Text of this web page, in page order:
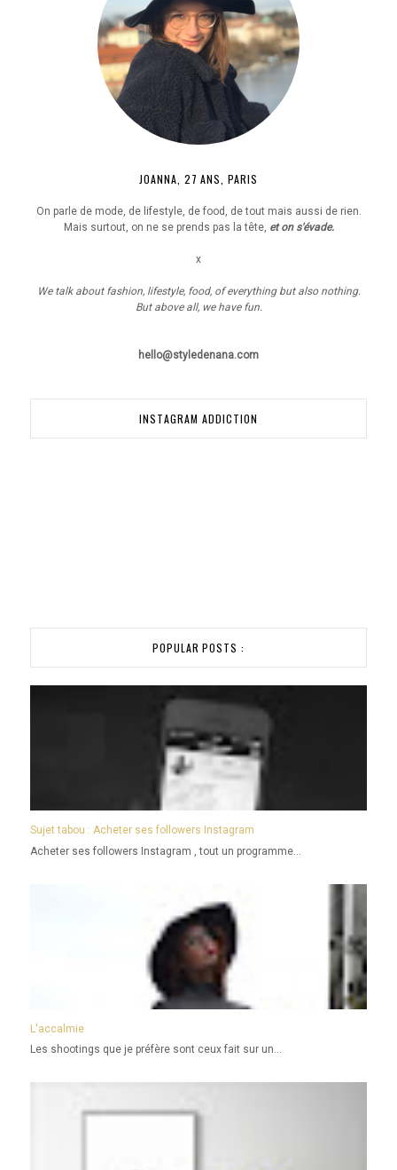
JOANNA, 27 ANS, PARIS
On parle de mode, de lifestyle, de food, de tout mais aussi de rien.
Mais surtout, on ne se prends pas la tête, et on s'évade.
x
We talk about fashion, lifestyle, food, of everything but also nothing.
But above all, we have fun.
hello@styledenana.com
INSTAGRAM ADDICTION
POPULAR POSTS :
Sujet tabou : Acheter ses followers Instagram
Acheter ses followers Instagram , tout un programme...
L'accalmie
Les shootings que je préfère sont ceux fait sur un...